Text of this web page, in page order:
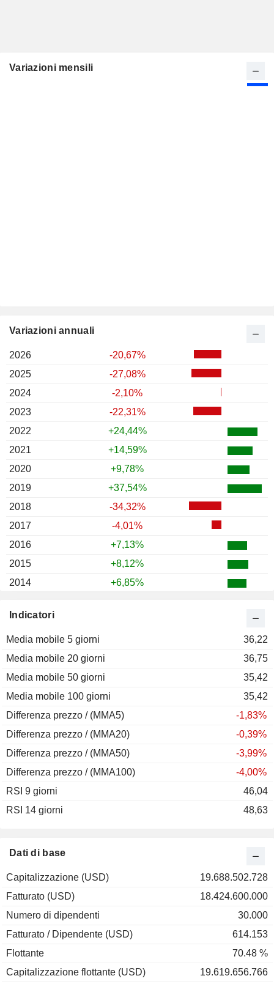
Dati di base
Capitalizzazione (USD)
19.688.502.728
Fatturato (USD)
18.424.600.000
Numero di dipendenti
30.000
Fatturato / Dipendente (USD)
614.153
Flottante
70.48 %
Capitalizzazione flottante (USD)
19.619.656.766
Indicatori
Media mobile 5 giorni
36,22
Media mobile 20 giorni
36,75
Media mobile 50 giorni
35,42
Media mobile 100 giorni
35,42
Differenza prezzo / (MMA5)
-1,83%
Differenza prezzo / (MMA20)
-0,39%
Differenza prezzo / (MMA50)
-3,99%
Differenza prezzo / (MMA100)
-4,00%
RSI 9 giorni
46,04
RSI 14 giorni
48,63
Variazioni mensili
Variazioni annuali
2026
-20,67%
2025
-27,08%
2024
-2,10%
2023
-22,31%
2022
+24,44%
2021
+14,59%
2020
+9,78%
2019
+37,54%
2018
-34,32%
2017
-4,01%
2016
+7,13%
2015
+8,12%
2014
+6,85%
2012
2011
2010
2009
2008
2007
-1,04%
2006
+16,79%
2005
-0,78%
2004
+9,74%
2003
2002
2000
1998
+1,09%
1993
-11,31%